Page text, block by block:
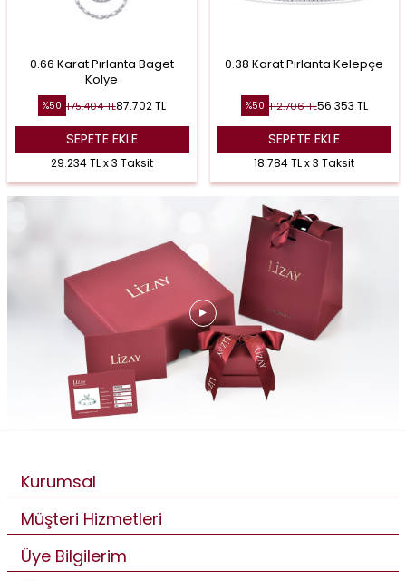
0.66 Karat Pırlanta Baget
Kolye
%50 175.404TL87.702TL
SEPETE EKLE
29.234 TL x 3 Taksit
0.38 Karat Pırlanta Kelepçe
%50 112.706TL56.353 TL
SEPETE EKLE
18.784 TL x 3 Taksit
Kurumsal
Müşteri Hizmetleri
Üye Bilgilerim